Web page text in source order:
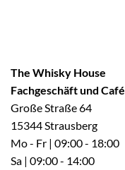
The Whisky House
Fachgeschäft und Café
Große Straße 64
15344 Strausberg
Mo - Fr | 09:00 - 18:00
Sa | 09:00 - 14:00